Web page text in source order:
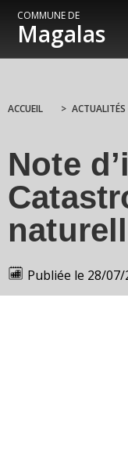
COMMUNE DE
Magalas
ACCUEIL >
Note
Publiée le 28/07/